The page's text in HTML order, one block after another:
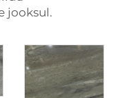
jooksul.